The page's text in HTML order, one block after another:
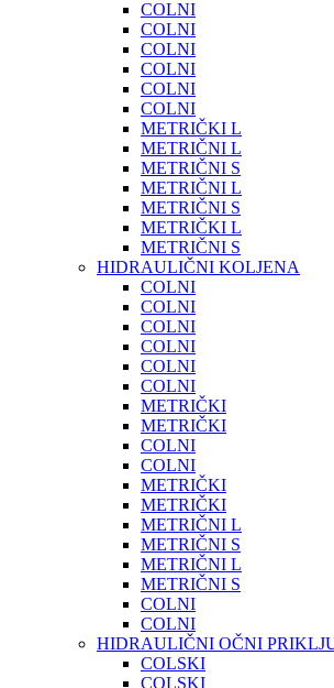
COLNI
COLNI
COLNI
COLNI
COLNI
COLNI
METRIČKI L
METRIČNI L
METRIČNI S
METRIČNI L
METRIČNI S
METRIČKI L
METRIČNI S
HIDRAULIČNI KOLJENA
COLNI
COLNI
COLNI
COLNI
COLNI
COLNI
METRIČKI
METRIČKI
COLNI
COLNI
METRIČKI
METRIČKI
METRIČNI L
METRIČNI S
METRIČNI L
METRIČNI S
COLNI
COLNI
HIDRAULIČNI OČNI
COLSKI
COLSKI